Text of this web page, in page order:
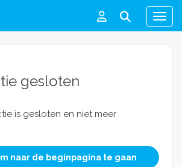
Menu
gesloten
is gesloten en niet meer
naar de beginpagina te gaan